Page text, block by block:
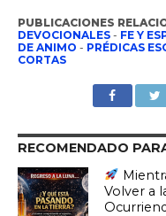
PUBLICACIONES
DEVOCIONALES- FE Y
DE ANIMO - PRÉDICAS
CORTAS
RECOMENDADO
Volver a